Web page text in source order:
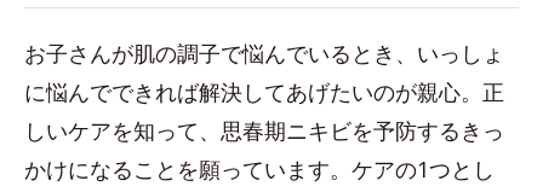
お子さんが肌の調子で悩んでいるとき、いっしょ
に悩んでできれば解決してあげたいのが親心。正
しいケアを知って、思春期ニキビを予防するきっ
かけになることを願っています。ケアの1つとし